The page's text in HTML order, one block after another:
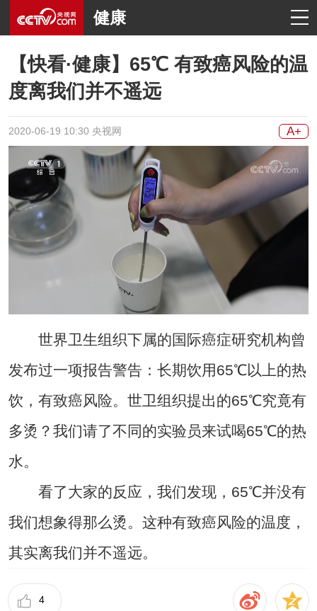
健康
【快看·健康】65℃ 有致癌风险的温
度离我们并不遥远
2020-06-19 10:30 央视网 A+
世界卫生组织下属的国际癌症研究机构曾
发布过一项报告警告：长期饮用65℃以上的热
饮，有致癌风险。世卫组织提出的65℃究竟有
多烫？我们请了不同的实验员来试喝65℃的热
水。
看了大家的反应，我们发现，65℃并没有
我们想象得那么烫。这种有致癌风险的温度，
其实离我们并不遥远。
4